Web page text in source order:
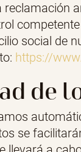
social de
https://
de
se